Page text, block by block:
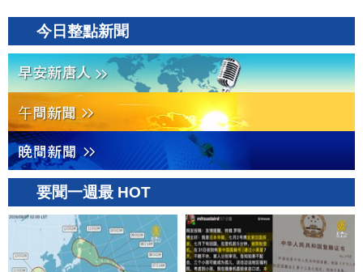
今日整點新聞
要聞一週最 HOT